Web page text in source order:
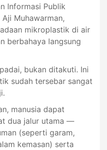
Informasi Publik
Aji Muhawarman,
mikroplastik di air
berbahaya langsung
bukan ditakuti. Ini
sudah tersebar sangat
manusia dapat
dua jalur utama —
(seperti garam,
kemasan) serta